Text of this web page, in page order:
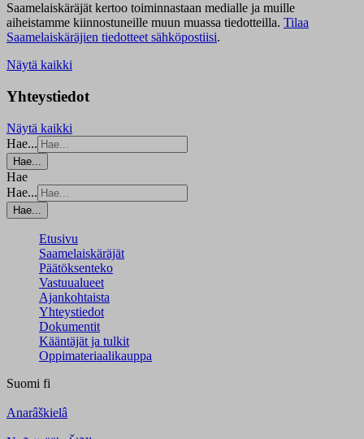
Saamelaiskäräjät kertoo toiminnastaan medialle ja muille
aiheistamme kiinnostuneille muun muassa tiedotteilla. Tilaa
Saamelaiskäräjien tiedotteet sähköpostiisi.
Näytä kaikki
Yhteystiedot
Näytä kaikki
Hae...
Hae...
Hae
Hae...
Hae...
Etusivu
Saamelaiskäräjät
Päätöksenteko
Vastuualueet
Ajankohtaista
Yhteystiedot
Dokumentit
Kääntäjät ja tulkit
Oppimateriaalikauppa
Suomi fi
Anarâškielâ